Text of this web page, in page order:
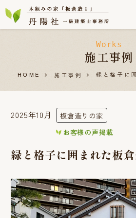
Works
施工事例
HOME 施工事例 緑と格子に
2025年10月
板倉造りの家
お客様の声掲載
緑と格子に囲まれた板